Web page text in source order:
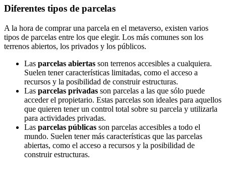
Diferentes tipos de parcelas
A la hora de comprar una parcela en el metaverso, existen varios
tipos de parcelas entre los que elegir. Los más comunes son los
terrenos abiertos, los privados y los públicos.
Las parcelas abiertas son terrenos accesibles a cualquiera.
Suelen tener características limitadas, como el acceso a
recursos y la posibilidad de construir estructuras.
Las parcelas privadas son parcelas a las que sólo puede
acceder el propietario. Estas parcelas son ideales para aquellos
que quieren tener un control total sobre su parcela y utilizarla
para actividades privadas.
Las parcelas públicas son parcelas accesibles a todo el
mundo. Suelen tener más características que las parcelas
abiertas, como el acceso a recursos y la posibilidad de
construir estructuras.